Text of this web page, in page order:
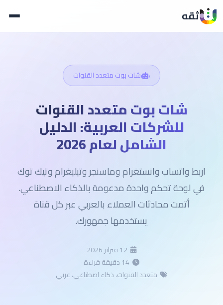
ثقه
شات بوت متعدد القنوات
شات بوت متعدد القنوات
للشركات العربية: الدليل
الشامل لعام 2026
اربط واتساب وانستغرام وماسنجر وتيليغرام وتيك توك
في لوحة تحكم واحدة مدعومة بالذكاء الاصطناعي.
أتمت محادثات العملاء بالعربي عبر كل قناة
يستخدمها جمهورك.
12 فبراير 2026
14 دقيقة قراءة
متعدد القنوات، ذكاء اصطناعي، عربي